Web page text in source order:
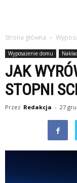
Strona główna
Wyposażenie domu
JAK
STOPNI
Przez Redakcja - 27